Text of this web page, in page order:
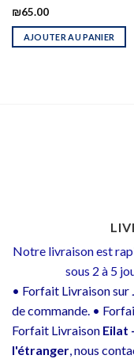
₪65.00
AJOUTER AU PANIER
Notre livraison est
sous 2 à 5
• Forfait Livraison sur
de commande. •
Forfait Livraison Eilat
l'étranger , nous